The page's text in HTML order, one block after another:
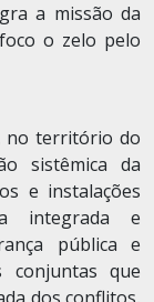
a missão da
o zelo pelo
no território do
sistêmica da
e instalações
integrada e
pública e
conjuntas que